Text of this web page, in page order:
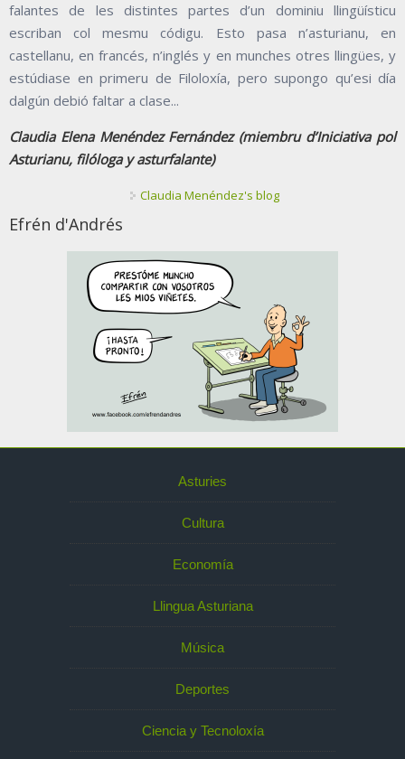
falantes de les distintes partes d’un dominiu llingüísticu
escriban col mesmu códigu. Esto pasa n’asturianu, en
castellanu, en francés, n’inglés y en munches otres llingües, y
estúdiase en primeru de Filoloxía, pero supongo qu’esi día
dalgún debió faltar a clase...
Claudia Elena Menéndez Fernández (miembru d’Iniciativa pol
Asturianu, filóloga y asturfalante)
Claudia Menéndez's blog
Efrén d'Andrés
Asturies
Cultura
Economía
Llingua Asturiana
Música
Deportes
Ciencia y Tecnoloxía